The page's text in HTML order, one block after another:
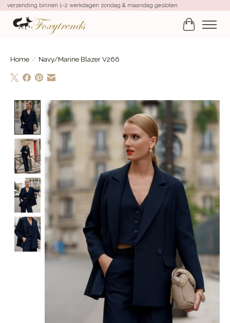
verzending binnen 1-2 werkdagen zondag & maandag gesloten
Home / Navy/Marine Blazer V266
Product image slideshow Items